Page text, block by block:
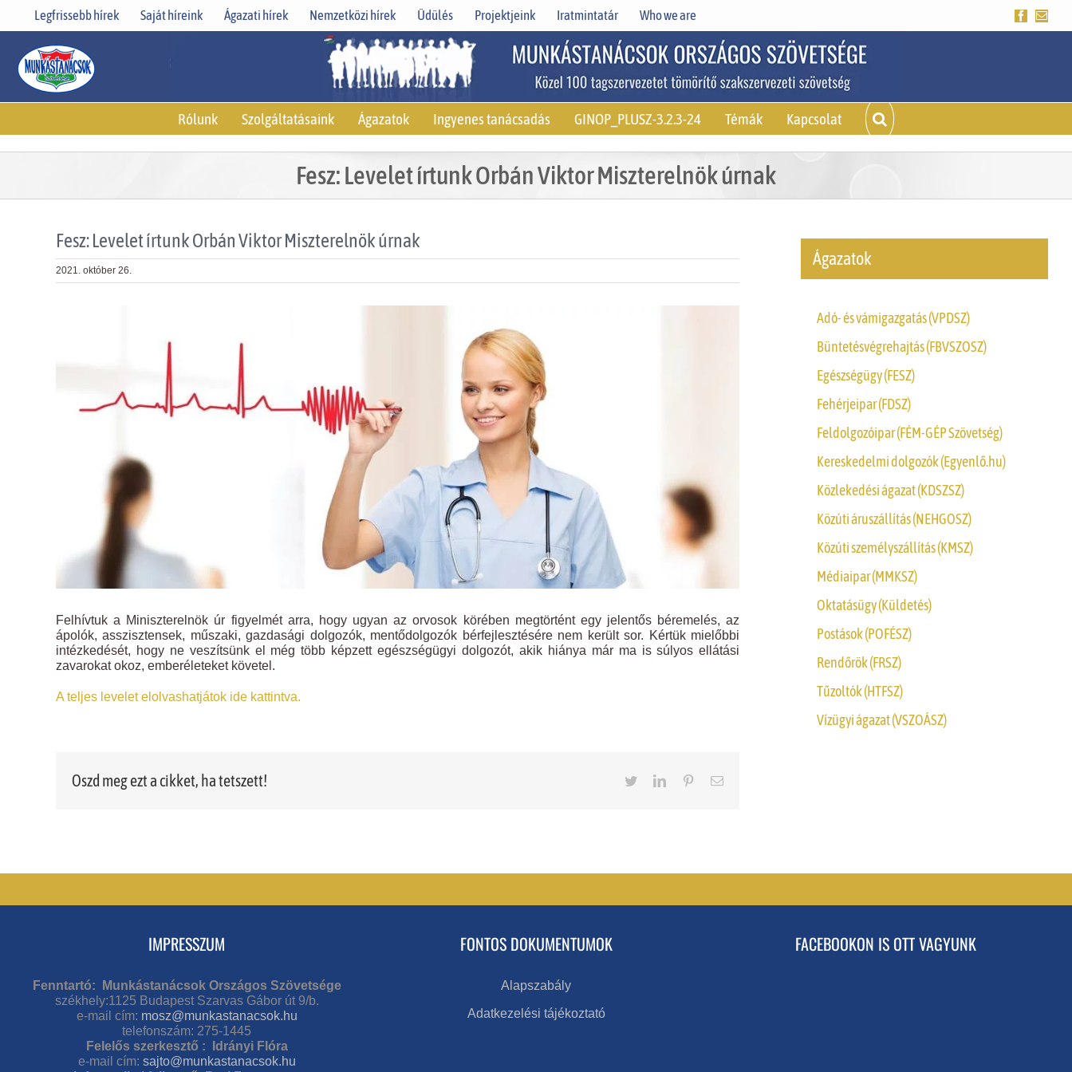
Legfrissebb hírek Saját híreink Ágazati hírek Nemzetközi hírek Üdülés Projektjeink Iratmintatár Who we are Facebook
Rólunk Szolgáltatásaink Ágazatok Ingyenes tanácsadás GINOP_PLUSZ-3.2.3-24 Témák Kapcsolat
Fesz: Levelet írtunk Orbán Viktor Miszterelnök úrnak
Fesz: Levelet írtunk Orbán Viktor Miszterelnök úrnak
2021. október 26.
Felhívtuk a Miniszterelnök úr figyelmét arra, hogy ugyan az orvosok körében megtörtént egy jelentős béremelés, az
ápolók, asszisztensek, műszaki, gazdasági dolgozók, mentődolgozók bérfejlesztésére nem került sor. Kértük mielőbbi
intézkedését, hogy ne veszítsünk el még több képzett egészségügyi dolgozót, akik hiánya már ma is súlyos ellátási
zavarokat okoz, emberéleteket követel.
A teljes levelet elolvashatjátok ide kattintva.
Oszd meg ezt a cikket, ha tetszett! TwitterLinkedInPinterestEmail
Ágazatok
Adó- és vámigazgatás (VPDSZ)
Büntetésvégrehajtás (FBVSZOSZ)
Egészségügy (FESZ)
Fehérjeipar (FDSZ)
Feldolgozóipar (FÉM-GÉP Szövetség)
Kereskedelmi dolgozók (Egyenlő.hu)
Közlekedési ágazat (KDSZSZ)
Közúti áruszállítás (NEHGOSZ)
Közúti személyszállítás (KMSZ)
Médiaipar (MMKSZ)
Oktatásügy (Küldetés)
Postások (POFÉSZ)
Rendőrök (FRSZ)
Tűzoltók (HTFSZ)
Vízügyi ágazat (VSZOÁSZ)
IMPRESSZUM
Fenntartó: Munkástanácsok Országos Szövetsége
székhely:1125 Budapest Szarvas Gábor út 9/b.
e-mail cím: mosz@munkastanacsok.hu
telefonszám: 275-1445
Felelős szerkesztő : Idrányi Flóra
e-mail cím: sajto@munkastanacsok.hu
FONTOS DOKUMENTUMOK
Alapszabály
Adatkezelési tájékoztató
FACEBOOKON IS OTT VAGYUNK